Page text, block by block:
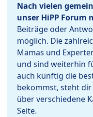
Nach vielen
unser HiPP Forum
Beiträge oder
möglich. Die
Mamas und
und sind weiterhin
auch künftig die
bekommst, steht
über verschiedene
Seite.